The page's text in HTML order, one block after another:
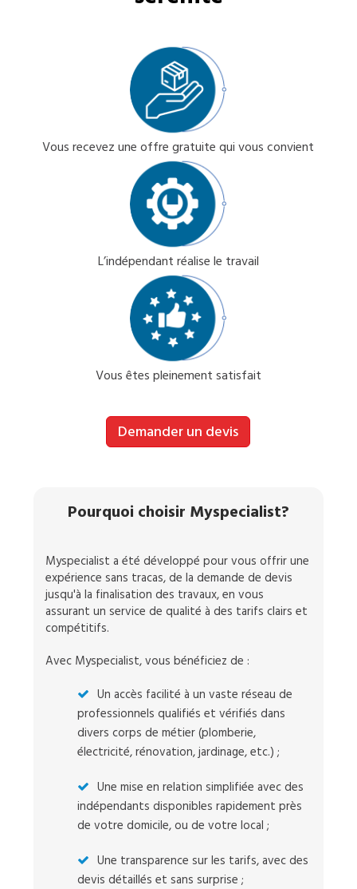
Vous recevez une offre gratuite qui vous convient
L’indépendant réalise le travail
Vous êtes pleinement satisfait
Demander un devis
Pourquoi choisir Myspecialist?
Myspecialist a été développé pour vous offrir une
expérience sans tracas, de la demande de devis
jusqu'à la finalisation des travaux, en vous
assurant un service de qualité à des tarifs clairs et
compétitifs.
Avec Myspecialist, vous bénéficiez de :
Un accès facilité à un vaste réseau de
professionnels qualifiés et vérifiés dans
divers corps de métier (plomberie,
électricité, rénovation, jardinage, etc.) ;
Une mise en relation simplifiée avec des
indépendants disponibles rapidement près
de votre domicile, ou de votre local ;
Une transparence sur les tarifs, avec des
devis détaillés et sans surprise ;